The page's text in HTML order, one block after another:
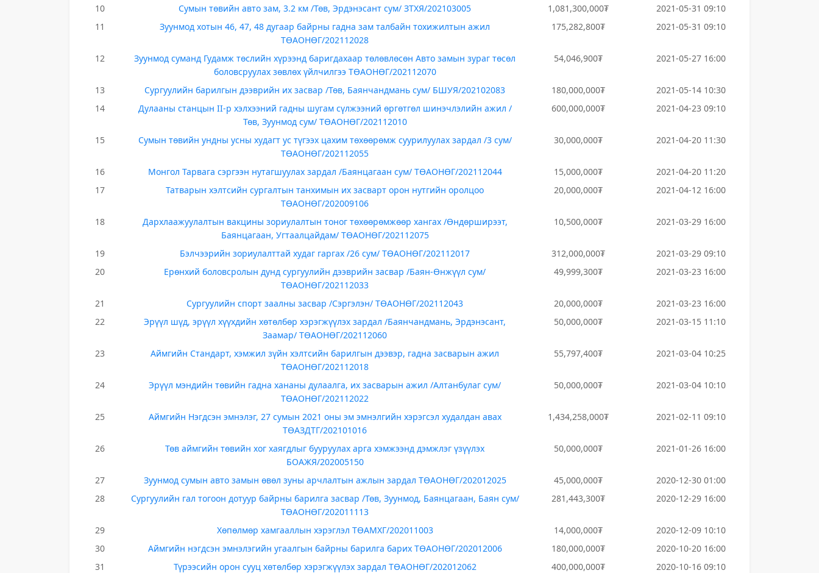
10 Сумын төвийн авто зам, 3.2 км /Төв, Эрдэнэсант сум/ ЗТХЯ/202103005 1,081,300,000₮
2021-05-31 09:10
11
Зуунмод хотын 46, 47, 48 дугаар байрны гадна зам талбайн тохижилтын ажил
ТӨАОНӨГ/202112028
175,282,800₮ 2021-05-31 09:10
12
Зуунмод суманд Гудамж төслийн хүрээнд баригдахаар төлөвлөсөн Авто замын зураг төсөл
боловсруулах зөвлөх үйлчилгээ ТӨАОНӨГ/202112070
54,046,900₮ 2021-05-27 16:00
13 Сургуулийн барилгын дээврийн их засвар /Төв, Баянчандмань сум/ БШУЯ/202102083 180,000,000₮
2021-05-14 10:30
14
Дулааны станцын II-р хэлхээний гадны шугам сүлжээний өргөтгөл шинэчлэлийн ажил /
Төв, Зуунмод сум/ ТӨАОНӨГ/202112010
600,000,000₮ 2021-04-23 09:10
15
Сумын төвийн ундны усны худагт ус түгээх цахим төхөөрөмж суурилуулах зардал /3 сум/
ТӨАОНӨГ/202112055
30,000,000₮ 2021-04-20 11:30
16 Монгол Тарвага сэргээн нутагшуулах зардал /Баянцагаан сум/ ТӨАОНӨГ/202112044 15,000,000₮
2021-04-20 11:20
17
Татварын хэлтсийн сургалтын танхимын их засварт орон нутгийн оролцоо
ТӨАОНӨГ/202009106
20,000,000₮ 2021-04-12 16:00
18
Дархлаажуулалтын вакцины зориулалтын тоног төхөөрөмжөөр хангах /Өндөрширээт,
Баянцагаан, Угтаалцайдам/ ТӨАОНӨГ/202112075
10,500,000₮ 2021-03-29 16:00
19 Бэлчээрийн зориулалттай худаг гаргах /26 сум/ ТӨАОНӨГ/202112017 312,000,000₮
2021-03-29 09:10
20
Ерөнхий боловсролын дунд сургуулийн дээврийн засвар /Баян-Өнжүүл сум/
ТӨАОНӨГ/202112033
49,999,300₮ 2021-03-23 16:00
21 Сургуулийн спорт заалны засвар /Сэргэлэн/ ТӨАОНӨГ/202112043 20,000,000₮
2021-03-23 16:00
22
Эрүүл шүд, эрүүл хүүхдийн хөтөлбөр хэрэгжүүлэх зардал /Баянчандмань, Эрдэнэсант,
Заамар/ ТӨАОНӨГ/202112060
50,000,000₮ 2021-03-15 11:10
23
Аймгийн Стандарт, хэмжил зүйн хэлтсийн барилгын дээвэр, гадна засварын ажил
ТӨАОНӨГ/202112018
55,797,400₮ 2021-03-04 10:25
24
Эрүүл мэндийн төвийн гадна хананы дулаалга, их засварын ажил /Алтанбулаг сум/
ТӨАОНӨГ/202112022
50,000,000₮ 2021-03-04 10:10
25
Аймгийн Нэгдсэн эмнэлэг, 27 сумын 2021 оны эм эмнэлгийн хэрэгсэл худалдан авах
ТӨАЗДТГ/202101016
1,434,258,000₮ 2021-02-11 09:10
26
Төв аймгийн төвийн хог хаягдлыг бууруулах арга хэмжээнд дэмжлэг үзүүлэх
БОАЖЯ/202005150
50,000,000₮ 2021-01-26 16:00
27 Зуунмод сумын авто замын өвөл зуны арчлалтын ажлын зардал ТӨАОНӨГ/202012025 45,000,000₮
2020-12-30 01:00
28
Сургуулийн гал тогоон дотуур байрны барилга засвар /Төв, Зуунмод, Баянцагаан, Баян сум/
ТӨАОНӨГ/202011113
281,443,300₮ 2020-12-29 16:00
29 Хөпөлмөр хамгааллын хэрэглэл ТӨАМХГ/202011003 14,000,000₮
2020-12-09 10:10
30
Аймгийн нэгдсэн эмнэлэгийн угаалгын байрны барилга барих ТӨАОНӨГ/202012006 180,000,000₮
2020-10-20 16:00
31
Түрээсийн орон сууц хөтөлбөр хэрэгжүүлэх зардал ТӨАОНӨГ/202012062 400,000,000₮
2020-10-16 09:10